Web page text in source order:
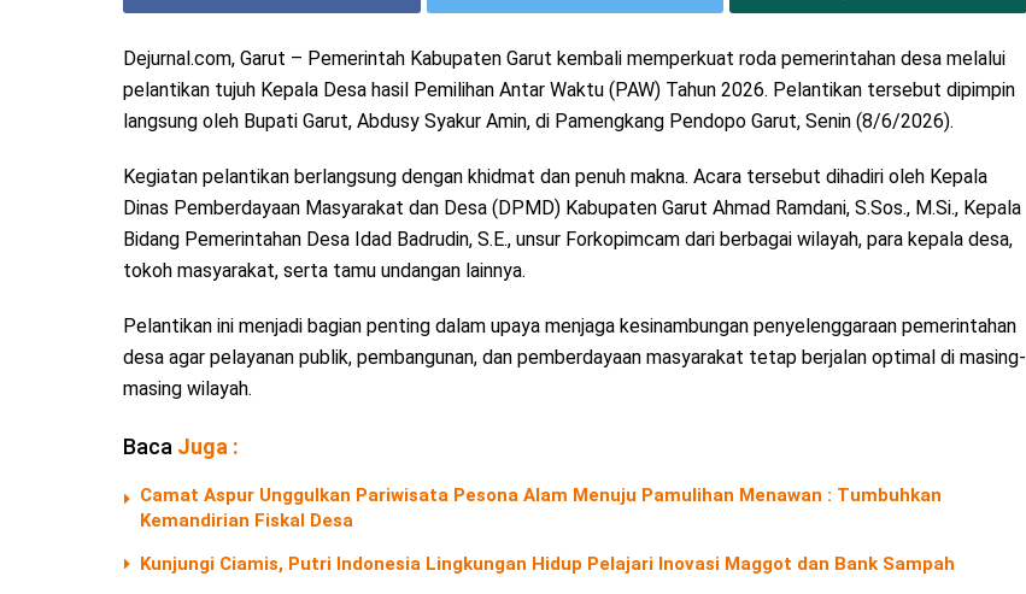
Dejurnal.com, Garut – Pemerintah Kabupaten Garut kembali memperkuat roda pemerintahan desa melalui
pelantikan tujuh Kepala Desa hasil Pemilihan Antar Waktu (PAW) Tahun 2026. Pelantikan tersebut dipimpin
langsung oleh Bupati Garut, Abdusy Syakur Amin, di Pamengkang Pendopo Garut, Senin (8/6/2026).
Kegiatan pelantikan berlangsung dengan khidmat dan penuh makna. Acara tersebut dihadiri oleh Kepala
Dinas Pemberdayaan Masyarakat dan Desa (DPMD) Kabupaten Garut Ahmad Ramdani, S.Sos., M.Si., Kepala
Bidang Pemerintahan Desa Idad Badrudin, S.E., unsur Forkopimcam dari berbagai wilayah, para kepala desa,
tokoh masyarakat, serta tamu undangan lainnya.
Pelantikan ini menjadi bagian penting dalam upaya menjaga kesinambungan penyelenggaraan pemerintahan
desa agar pelayanan publik, pembangunan, dan pemberdayaan masyarakat tetap berjalan optimal di masing-
masing wilayah.
Baca Juga :
Camat Aspur Unggulkan Pariwisata Pesona Alam Menuju Pamulihan Menawan : Tumbuhkan
Kemandirian Fiskal Desa
Kunjungi Ciamis, Putri Indonesia Lingkungan Hidup Pelajari Inovasi Maggot dan Bank Sampah